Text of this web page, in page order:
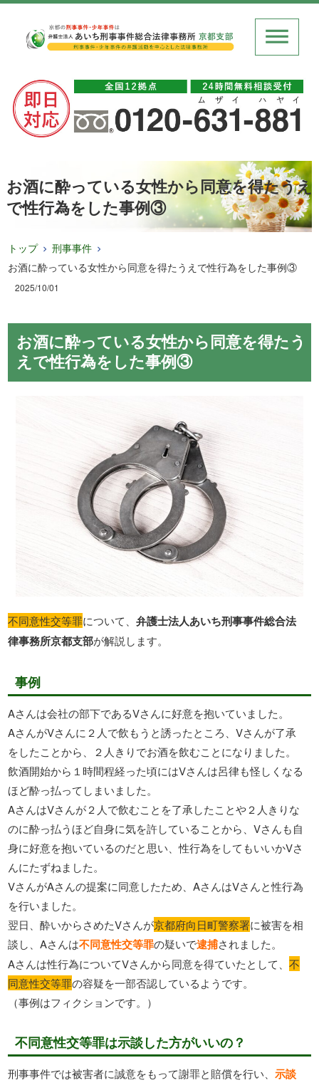
お酒に酔っている女性から同意を得たうえ
で性行為をした事例③
トップ
刑事事件
お酒に酔っている女性から同意を得たうえで性行為をした事例③
2025/10/01
お酒に酔っている女性から同意を得たう
えで性行為をした事例③
不同意性交等罪について、弁護士法人あいち刑事事件総合法
律事務所京都支部が解説します。
事例
Aさんは会社の部下であるVさんに好意を抱いていました。
AさんがVさんに２人で飲もうと誘ったところ、Vさんが了承
をしたことから、２人きりでお酒を飲むことになりました。
飲酒開始から１時間程経った頃にはVさんは呂律も怪しくなる
ほど酔っ払ってしまいました。
AさんはVさんが２人で飲むことを了承したことや２人きりな
のに酔っ払うほど自身に気を許していることから、Vさんも自
身に好意を抱いているのだと思い、性行為をしてもいいかVさ
んにたずねました。
VさんがAさんの提案に同意したため、AさんはVさんと性行為
を行いました。
翌日、酔いからさめたVさんが京都府向日町警察署に被害を相
談し、Aさんは不同意性交等罪の疑いで逮捕されました。
Aさんは性行為についてVさんから同意を得ていたとして、不
同意性交等罪の容疑を一部否認しているようです。
（事例はフィクションです。）
不同意性交等罪は示談した方がいいの？
刑事事件では被害者に誠意をもって謝罪と賠償を行い、示談